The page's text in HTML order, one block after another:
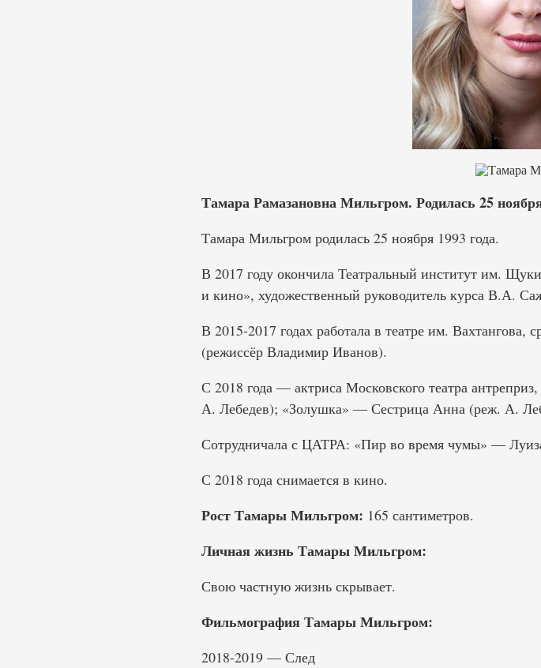
Тамара Рамазановна Мильгром. Родилась 25
Тамара Мильгром родилась 25 ноября 1993 года.
В 2017 году окончила Театральный институт им.
и кино», художественный руководитель курса В.А.
В 2015-2017 годах работала в театре им. Вахтангова,
(режиссёр Владимир Иванов).
С 2018 года — актриса Московского театра
А. Лебедев); «Золушка» — Сестрица Анна (реж. А.
Сотрудничала с ЦАТРА: «Пир во время чумы» —
С 2018 года снимается в кино.
Рост Тамары Мильгром: 165 сантиметров.
Личная жизнь Тамары Мильгром:
Свою частную жизнь скрывает.
Фильмография Тамары Мильгром:
2018-2019 — След